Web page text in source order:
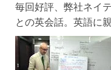
毎回好評、弊社ネイ
との英会話。英語に